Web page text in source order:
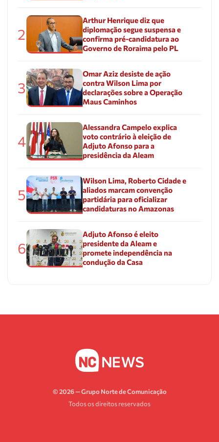
2
Arthur Henrique diz que
diplomação segue suspensa e
confirma pré-candidatura ao
Governo de Roraima pelo PL
3
Omar Aziz desiste de ação
contra Wilson Lima por
declarações sobre a Operação
Maus Caminhos
4
Alessandra Campelo explica
voto contrário à eleição de
Adjuto Afonso para a
presidência da Aleam
5
Wilson Lima, Roberto Cidade e
aliados marcam convenção
partidária para oficializar
candidaturas no Amazonas
6
Adjuto Afonso é eleito
presidente da Aleam e
promete independência na
condução da Casa
© 2026 — Grupo Norte de Comunicação
Todos os direitos reservados